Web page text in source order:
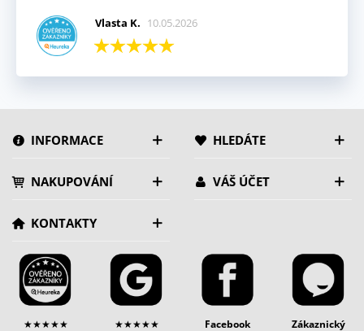
Vlasta K. 10.05.2026
INFORMACE HLEDÁTE
NAKUPOVÁNÍ VÁŠ ÚČET
KONTAKTY
★★★★★ ★★★★★ Facebook Zákaznický